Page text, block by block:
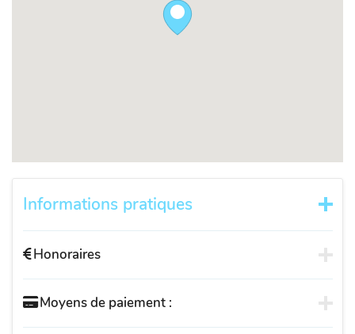
Informations pratiques
Honoraires
Moyens de paiement :